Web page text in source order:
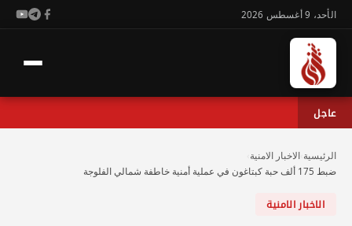
الأحد، 9 أغسطس 2026
عاجل
الرئيسية الاخبار الامنية
ضبط 175 ألف حبة كبتاغون في عملية أمنية خاطفة شمالي الفلوجة
الاخبار الامنية